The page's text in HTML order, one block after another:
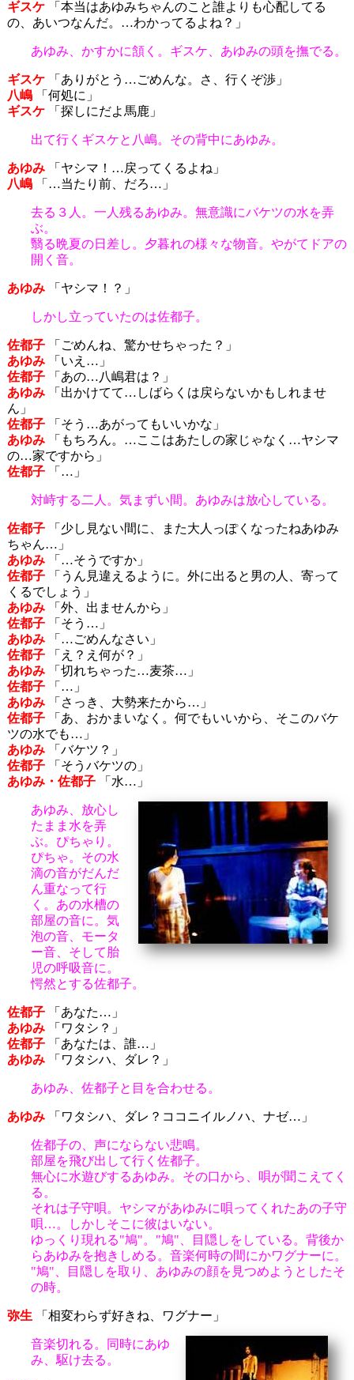
ギスケ「本当はあゆみちゃんのこと誰よりも心配してる
の、あいつなんだ。…わかってるよね？」
あゆみ、かすかに頷く。ギスケ、あゆみの頭を撫でる。
ギスケ「ありがとう…ごめんな。さ、行くぞ渉」
八嶋「何処に」
ギスケ「探しにだよ馬鹿」
出て行くギスケと八嶋。その背中にあゆみ。
あゆみ「ヤシマ！…戻ってくるよね」
八嶋「…当たり前、だろ…」
去る３人。一人残るあゆみ。無意識にバケツの水を弄
ぶ。
翳る晩夏の日差し。夕暮れの様々な物音。やがてドアの
開く音。
あゆみ「ヤシマ！？」
しかし立っていたのは佐都子。
佐都子「ごめんね、驚かせちゃった？」
あゆみ「いえ…」
佐都子「あの…八嶋君は？」
あゆみ「出かけてて…しばらくは戻らないかもしれませ
ん」
佐都子「そう…あがってもいいかな」
あゆみ「もちろん。…ここはあたしの家じゃなく…ヤシマ
の…家ですから」
佐都子「…」
対峙する二人。気まずい間。あゆみは放心している。
佐都子「少し見ない間に、また大人っぽくなったねあゆみ
ちゃん…」
あゆみ「…そうですか」
佐都子「うん見違えるように。外に出ると男の人、寄って
くるでしょう」
あゆみ「外、出ませんから」
佐都子「そう…」
あゆみ「…ごめんなさい」
佐都子「え？え何が？」
あゆみ「切れちゃった…麦茶…」
佐都子「…」
あゆみ「さっき、大勢来たから…」
佐都子「あ、おかまいなく。何でもいいから、そこのバケ
ツの水でも…」
あゆみ「バケツ？」
佐都子「そうバケツの」
あゆみ・佐都子「水…」
あゆみ、放心し
たまま水を弄
ぶ。ぴちゃり。
ぴちゃ。その水
滴の音がだんだ
ん重なって行
く。あの水槽の
部屋の音に。気
泡の音、モータ
ー音、そして胎
児の呼吸音に。
愕然とする佐都子。
佐都子「あなた…」
あゆみ「ワタシ？」
佐都子「あなたは、誰…」
あゆみ「ワタシハ、ダレ？」
あゆみ、佐都子と目を合わせる。
あゆみ「ワタシハ、ダレ？ココニイルノハ、ナゼ…」
佐都子の、声にならない悲鳴。
部屋を飛び出して行く佐都子。
無心に水遊びするあゆみ。その口から、唄が聞こえてく
る。
それは子守唄。ヤシマがあゆみに唄ってくれたあの子守
唄…。しかしそこに彼はいない。
ゆっくり現れる"鳩"。"鳩"、目隠しをしている。背後か
らあゆみを抱きしめる。音楽何時の間にかワグナーに。
"鳩"、目隠しを取り、あゆみの顔を見つめようとしたそ
の時。
弥生 「相変わらず好きね、ワグナー」
音楽切れる。同時にあゆ
み、駆け去る。